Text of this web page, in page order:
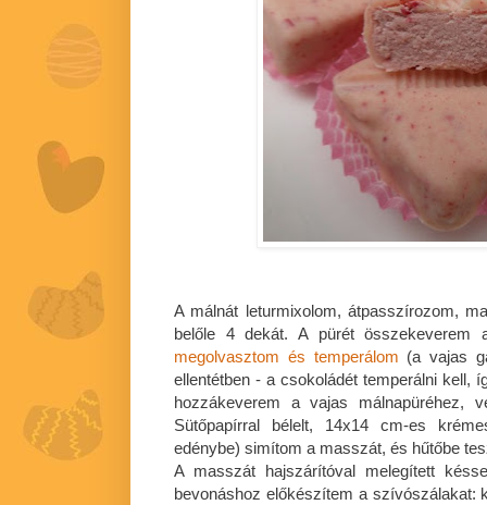
A málnát leturmixolom, átpasszírozom,
belőle 4 dekát. A pürét összekeverem
megolvasztom és temperálom (a vajas
ellentétben - a csokoládét temperálni kell,
hozzákeverem a vajas málnapüréhez,
Sütőpapírral bélelt, 14x14 cm-es
edénybe) simítom a masszát, és hűtőbe
A masszát hajszárítóval melegített
bevonáshoz előkészítem a szívószálakat: